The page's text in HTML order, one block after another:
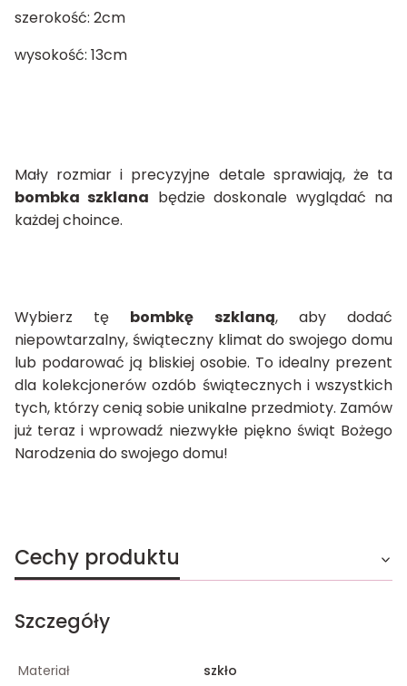
szerokość: 2cm
wysokość: 13cm
Mały rozmiar i precyzyjne detale sprawiają, że ta
bombka szklana będzie doskonale wyglądać na
każdej choince.
Wybierz tę bombkę szklaną, aby dodać
niepowtarzalny, świąteczny klimat do swojego domu
lub podarować ją bliskiej osobie. To idealny prezent
dla kolekcjonerów ozdób świątecznych i wszystkich
tych, którzy cenią sobie unikalne przedmioty. Zamów
już teraz i wprowadź niezwykłe piękno świąt Bożego
Narodzenia do swojego domu!
Cechy produktu
Szczegóły
Materiał
szkło